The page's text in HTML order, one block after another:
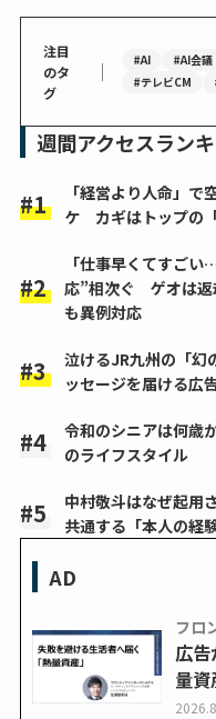
注目
のタ
グ
｜ #AI #AI会議
#テレビCM
週間アクセスラン
「経営より人命」
ケ カギはトップの「
「仕事早くてすご
応”相次ぐ ゲオは
も異例対応
泣けるJR九州の「
ッセージを届ける広
令和のシニアは何歳
のライフスタイル
中村敬斗はなぜ起用
共通する「本人の経
AD
フロ
広
量